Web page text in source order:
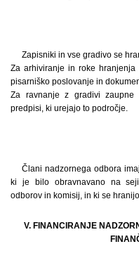
Zapisniki in vse gradivo se
Za arhiviranje in roke
pisarniško poslovanje in
Za ravnanje z gradivi zaupne
predpisi, ki urejajo to področje.
Člani nadzornega odbora
ki je bilo obravnavano na seji
odborov in komisij, in ki se
V. FINANCIRANJE